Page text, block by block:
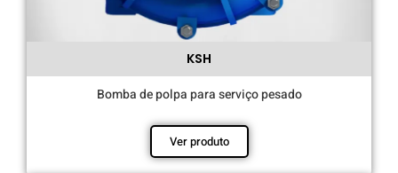
KSH
Bomba de polpa para serviço pesado
Ver produto